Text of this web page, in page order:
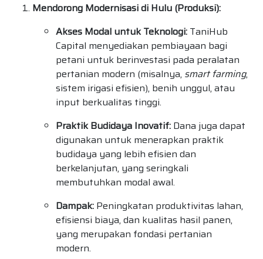
Mendorong Modernisasi di Hulu (Produksi):
Akses Modal untuk Teknologi: TaniHub
Capital menyediakan pembiayaan bagi
petani untuk berinvestasi pada peralatan
pertanian modern (misalnya, smart farming,
sistem irigasi efisien), benih unggul, atau
input berkualitas tinggi.
Praktik Budidaya Inovatif: Dana juga dapat
digunakan untuk menerapkan praktik
budidaya yang lebih efisien dan
berkelanjutan, yang seringkali
membutuhkan modal awal.
Dampak: Peningkatan produktivitas lahan,
efisiensi biaya, dan kualitas hasil panen,
yang merupakan fondasi pertanian
modern.